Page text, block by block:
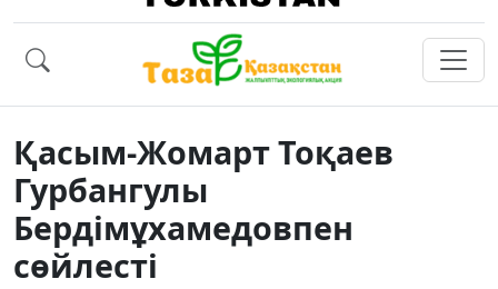
Қасым-Жомарт Тоқаев
Гурбангулы
Бердімұхамедовпен
сөйлесті